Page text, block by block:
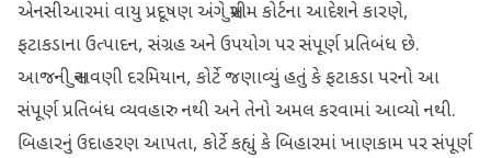
એનસીઆરમાં વાયુ પ્રદૂષણ અંગે સુપ્રીમ કોર્ટના આદેશને કારણે,
ફટાકડાના ઉત્પાદન, સંગ્રહ અને ઉપયોગ પર સંપૂર્ણ પ્રતિબંધ છે.
આજની સુનાવણી દરમિયાન, કોર્ટે જણાવ્યું હતું કે ફટાકડા પરનો આ
સંપૂર્ણ પ્રતિબંધ વ્યવહારુ નથી અને તેનો અમલ કરવામાં આવ્યો નથી.
બિહારનું ઉદાહરણ આપતા, કોર્ટે કહ્યું કે બિહારમાં ખાણકામ પર સંપૂર્ણ